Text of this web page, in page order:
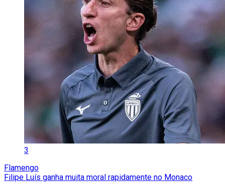
3
Flamengo
Filipe Luís ganha muita moral rapidamente no Monaco